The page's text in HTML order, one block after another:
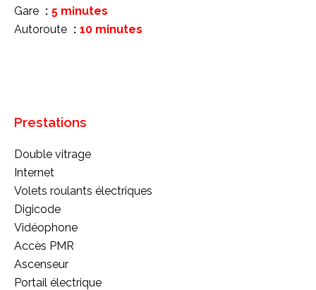
Gare
5 minutes
Autoroute
10 minutes
Prestations
Double vitrage
Internet
Volets roulants électriques
Digicode
Vidéophone
Accès PMR
Ascenseur
Portail électrique